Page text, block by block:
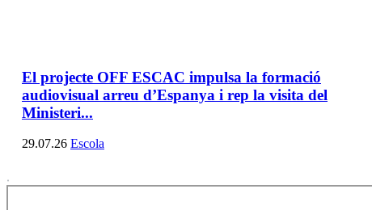
El projecte OFF ESCAC impulsa la formació
audiovisual arreu d’Espanya i rep la visita del
Ministeri...
29.07.26 Escola